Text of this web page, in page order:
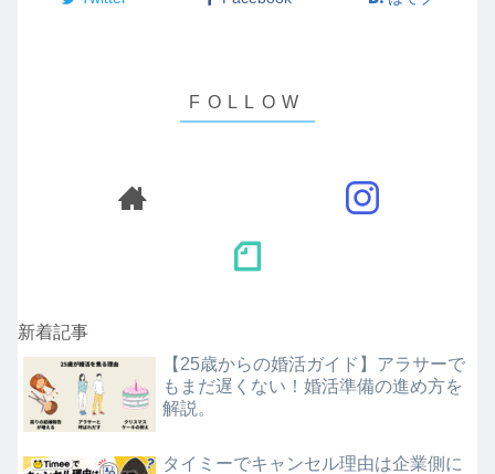
新着記事
【25歳からの婚活ガイド】アラサーで
もまだ遅くない！婚活準備の進め方を
解説。
タイミーでキャンセル理由は企業側に